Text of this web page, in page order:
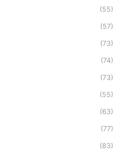
(55)
(57)
(73)
(74)
(73)
(55)
(63)
(77)
(83)